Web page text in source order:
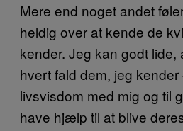
Mere end noget andet
heldig over at kende de
kender. Jeg kan godt lide,
hvert fald dem, jeg
livsvisdom med mig og til
have hjælp til at blive